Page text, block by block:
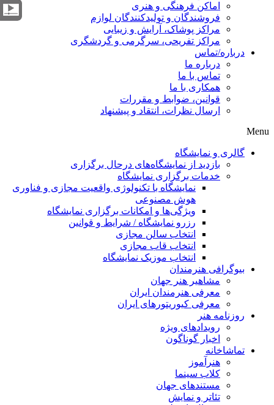
اماکن فرهنگی و هنری
فروشندگان و تولیدکنندگان لوازم
مراکز پوشاک، آرایش و زیبایی
مراکز تفریحی، سرگرمی و گردشگری
درباره/تماس
درباره ما
تماس با ما
همکاری با ما
قوانین، ضوابط و مقررات
ارسال نظرات، انتقاد و پیشنهاد
Menu
گالری و نمایشگاه
بازدید از نمایشگاه‌های درحال برگزاری
خدمات برگزاری نمایشگاه
نمایشگاه با تکنولوژی واقعیت مجازی و فناوری
هوش مصنوعی
ویژگی‌ها و امکانات برگزاری نمایشگاه
رزرو نمایشگاه / شرایط و قوانین
انتخاب سالن مجازی
انتخاب قاب مجازی
انتخاب موزیک نمایشگاه
بیوگرافی هنرمندان
مشاهیر هنر جهان
معرفی هنرمندان ایران
معرفی کیوریتورهای ایران
روزنامه هنر
رویدادهای ویژه
اخبار گوناگون
تماشاخانه
هنرآموز
کلاب سینما
مستندهای جهان
تئاتر و نمایش